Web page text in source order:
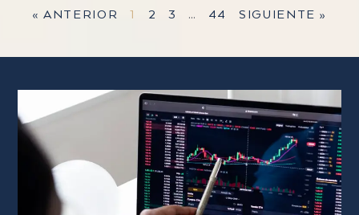
« ANTERIOR 1 2 3 … 44 SIGUIENTE »